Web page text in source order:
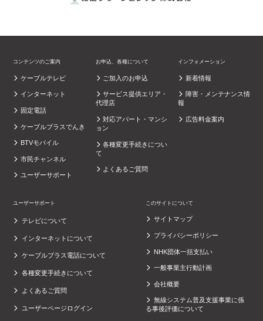
コンテンツのご案内
ケーブルテレビ
インターネット
固定電話
ケーブルプラスでんき
BTVモバイル
市民チャンネル
ユーザーサポート
お申込、各種について
ご加入のお申込
サービス提供エリア・
代理店
対応アパート・マンシ
ョン
各種変更手続きについ
て
よくあるご質問
インフォメーション
新着情報
障害・メンテナンス情
報
広告料金案内
ユーザーサポート
テレビについて
インターネットについて
ケーブルプラス電話について
各種変更手続きについて
よくあるご質問
ユーザーページログイン
このサイトについて
サイトマップ
プライバシーポリシー
NHK団体一括支払い
一般事業主行動計画
会社概要
無線システム普及支援事業に係
る事後評価について